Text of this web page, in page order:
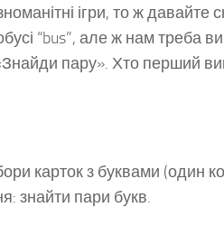
ігри, то ж давайте
“bus”, але ж нам треба
пару». Хто перший
карток з буквами (один
знайти пари букв.